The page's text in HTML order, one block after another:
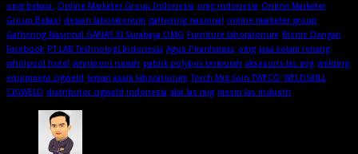
omg bekasi. Online Marketer Group Indonesia omg indonesia Online Marketer
Group Bekasi desain laboratorium gathering nasional
online marketer group
Gathering Nasional GANAS XI Surabaya OMG Furniture laboratorium Bisnis Dengan
Facebook PT LAB Technologi Indonesia Agus Piranhamas omg jasa kolam renang
whirlpool hotel whirlpool rumah pabrik polybox termurah aksesoris las mig welding
equipment cigweld
lemari asam laboratorium Torch Mig Gun TWECO WELDSKILL
CIGWELD distributor cigweld indonesia alat las mig mesin las industri